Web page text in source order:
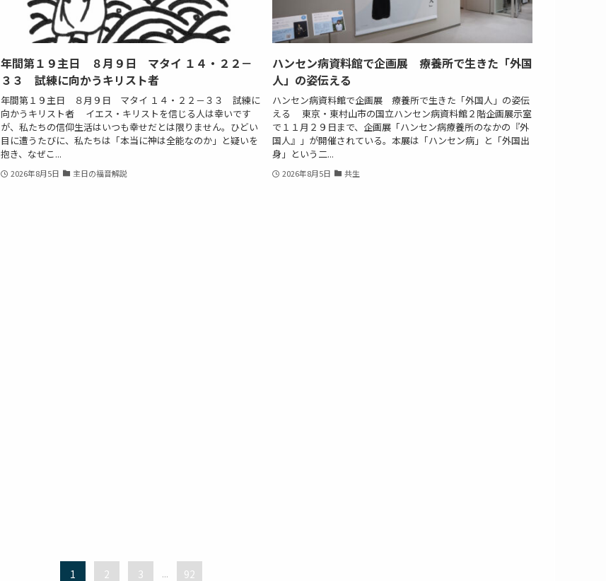
年間第１９主日 ８月９日 マタイ １４・２２－
３３ 試練に向かうキリスト者
年間第１９主日 ８月９日 マタイ １４・２２－３３ 試練に
向かうキリスト者 イエス・キリストを信じる人は幸いです
が、私たちの信仰生活はいつも幸せだとは限りません。ひどい
目に遭うたびに、私たちは「本当に神は全能なのか」と疑いを
抱き、なぜこ...
2026年8月5日 主日の福音解説
ハンセン病資料館で企画展 療養所で生きた「外国
人」の姿伝える
ハンセン病資料館で企画展 療養所で生きた「外国人」の姿伝
える 東京・東村山市の国立ハンセン病資料館２階企画展示室
で１１月２９日まで、企画展「ハンセン病療養所のなかの『外
国人』」が開催されている。本展は「ハンセン病」と「外国出
身」という二...
2026年8月5日 共生
1 2 3 ... 92